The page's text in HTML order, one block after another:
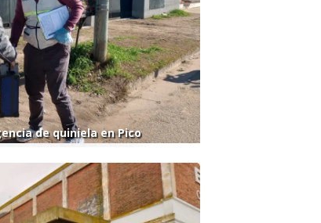
de quiniela en Pico